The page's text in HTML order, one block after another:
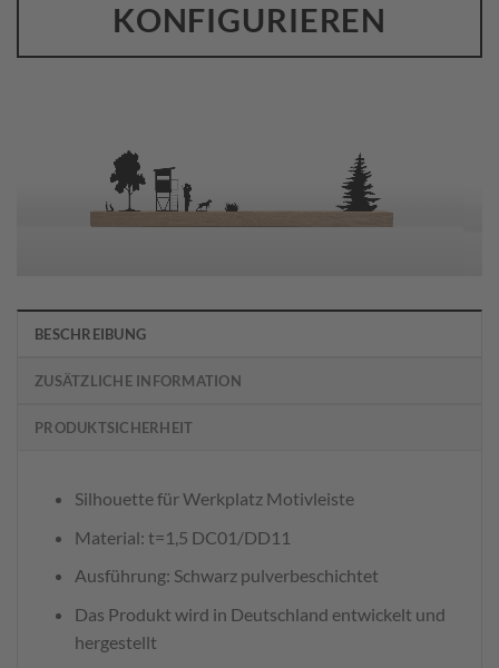
KONFIGURIEREN
BESCHREIBUNG
ZUSÄTZLICHE INFORMATION
PRODUKTSICHERHEIT
Silhouette für Werkplatz Motivleiste
Material: t=1,5 DC01/DD11
Ausführung: Schwarz pulverbeschichtet
Das Produkt wird in Deutschland entwickelt und
hergestellt